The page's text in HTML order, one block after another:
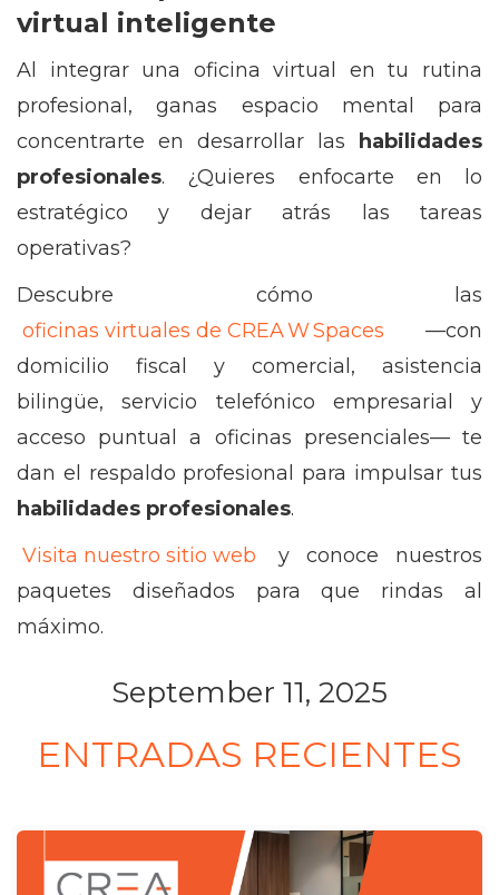
virtual inteligente
Al integrar una oficina virtual en tu rutina
profesional, ganas espacio mental para
concentrarte en desarrollar las
habilidades
profesionales. ¿Quieres enfocarte en lo
estratégico y dejar atrás las tareas
operativas?
Descubre cómo las
oficinas virtuales de CREA W Spaces
—con
domicilio fiscal y comercial, asistencia
bilingüe, servicio telefónico empresarial y
acceso puntual a oficinas presenciales— te
dan el respaldo profesional para impulsar tus
habilidades profesionales.
Visita nuestro sitio web
y conoce nuestros
paquetes diseñados para que rindas al
máximo.
September 11, 2025
ENTRADAS RECIENTES